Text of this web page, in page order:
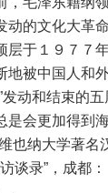
动的文化大革
层于１９７７
地被中国人和
发动和结束的
是会更加得到
也纳大学著名
谈录”，成都